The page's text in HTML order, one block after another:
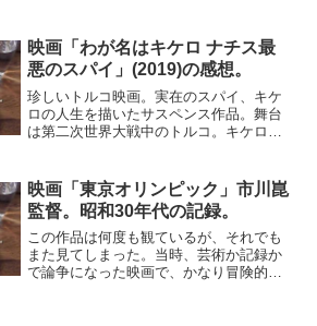
は、「オールド・ボーイ」、「親切なク
ムジャさん」のパク・...
映画「わが名はキケロ ナチス最
悪のスパイ」(2019)の感想。
珍しいトルコ映画。実在のスパイ、キケ
ロの人生を描いたサスペンス作品。舞台
は第二次世界大戦中のトルコ。キケロは
館で働く女性と知り合いになる。実は彼
女もスパイ活動をしていた...
映画「東京オリンピック」市川崑
監督。昭和30年代の記録。
この作品は何度も観ているが、それでも
また見てしまった。当時、芸術か記録か
で論争になった映画で、かなり冒険的な